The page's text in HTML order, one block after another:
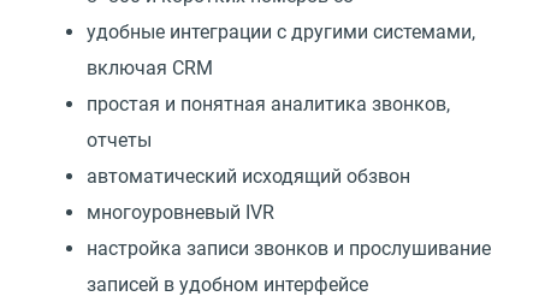
удобные интеграции с другими системами,
включая CRM
простая и понятная аналитика звонков,
отчеты
автоматический исходящий обзвон
многоуровневый IVR
настройка записи звонков и прослушивание
записей в удобном интерфейсе